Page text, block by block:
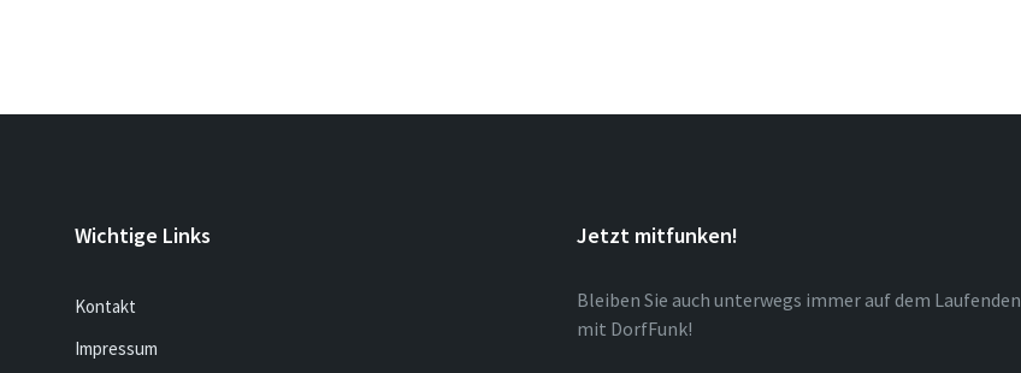
Wichtige Links
Kontakt
Impressum
Jetzt mitfunken!
Bleiben Sie auch unterwegs immer auf dem Laufenden
mit DorfFunk!